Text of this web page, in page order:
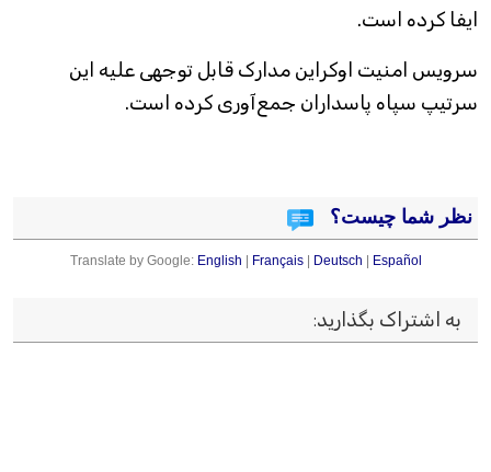
ایفا کرده است.
سرویس امنیت اوکراین مدارک قابل توجهی علیه این
سرتیپ سپاه پاسداران جمع‌آوری کرده است.
نظر شما چیست؟
Translate by Google: English Français| Deutsch Español
به اشتراک بگذارید: